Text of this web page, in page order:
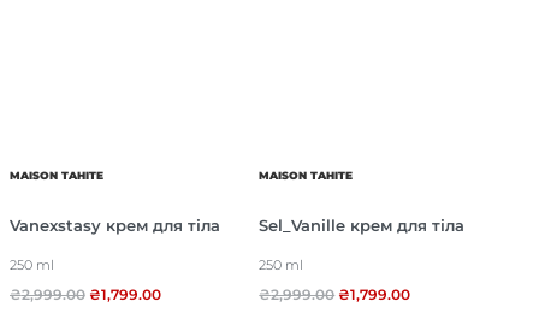
MAISON TAHITE
Vanexstasy крем для тіла
250 ml
₴2,999.00 ₴1,799.00
MAISON TAHITE
Sel_Vanille крем для тіла
250 ml
₴2,999.00 ₴1,799.00